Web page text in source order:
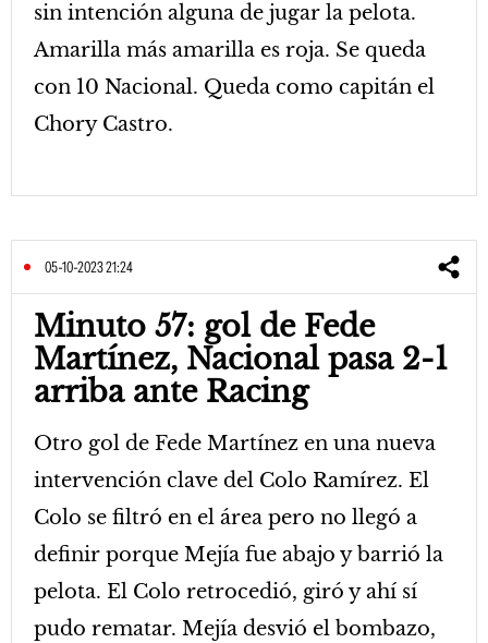
sin intención alguna de jugar la pelota.
Amarilla más amarilla es roja. Se queda
con 10 Nacional. Queda como capitán el
Chory Castro.
05-10-2023 21:24
Minuto 57: gol de Fede
Martínez, Nacional pasa 2-1
arriba ante Racing
Otro gol de Fede Martínez en una nueva
intervención clave del Colo Ramírez. El
Colo se filtró en el área pero no llegó a
definir porque Mejía fue abajo y barrió la
pelota. El Colo retrocedió, giró y ahí sí
pudo rematar. Mejía desvió el bombazo,